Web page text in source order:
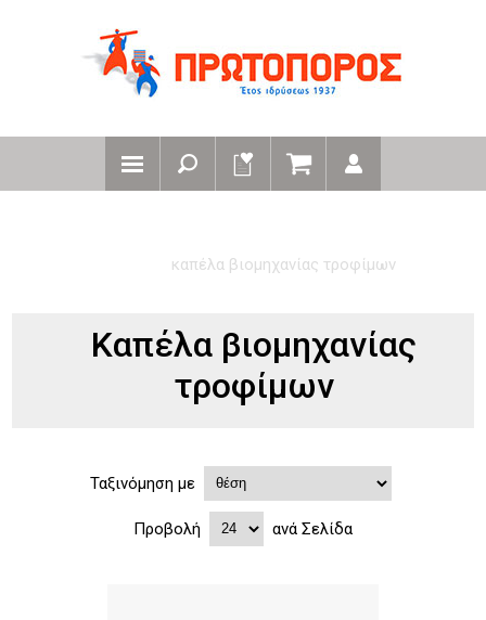
καπέλα βιομηχανίας τροφίμων
Καπέλα βιομηχανίας
τροφίμων
Ταξινόμηση με
Προβολή ανά Σελίδα